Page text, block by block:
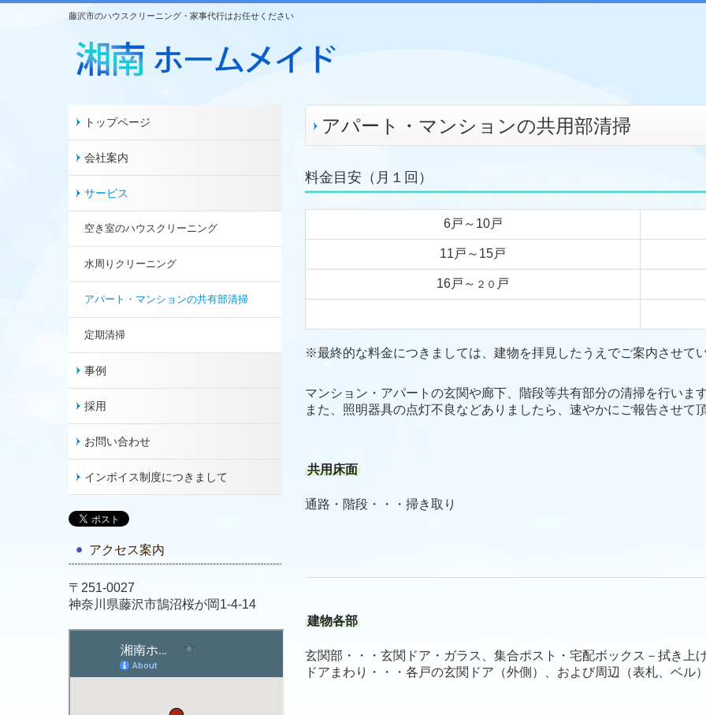
藤沢市のハウスクリーニング・家事代行はお任せください
トップページ
会社案内
サービス
空き室のハウスクリーニング
水周りクリーニング
アパート・マンションの共有部清掃
定期清掃
事例
採用
お問い合わせ
インボイス制度につきまして
アクセス案内
〒251-0027
神奈川県藤沢市鵠沼桜が岡1-4-14
アパート・マンションの共用部清掃
料金目安（月１回）
6戸～10戸
11戸～15戸
16戸～ ２０ 戸
※最終的な料金につきましては、建物を拝見したうえでご案内させて
マンション・アパートの玄関や廊下、階段等共有部分の清掃を行いま
また、照明器具の点灯不良などありましたら、速やかにご報告させて
共用床面
通路・階段・・・掃き取り
建物各部
玄関部・・・玄関ドア・ガラス、集合ポスト・宅配ボックス－拭き上
ドアまわり・・・各戸の玄関ドア（外側）、および周辺（表札、ベル